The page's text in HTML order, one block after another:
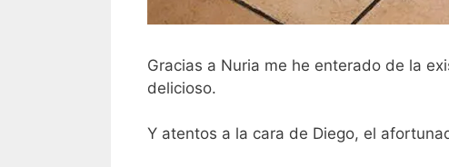
Gracias a Nuria me he enterado de la
delicioso.
Y atentos a la cara de Diego, el